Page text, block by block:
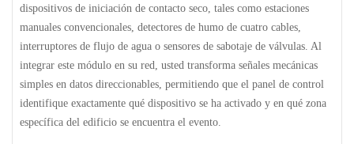
dispositivos de iniciación de contacto seco, tales como estaciones
manuales convencionales, detectores de humo de cuatro cables,
interruptores de flujo de agua o sensores de sabotaje de válvulas. Al
integrar este módulo en su red, usted transforma señales mecánicas
simples en datos direccionables, permitiendo que el panel de control
identifique exactamente qué dispositivo se ha activado y en qué zona
específica del edificio se encuentra el evento.